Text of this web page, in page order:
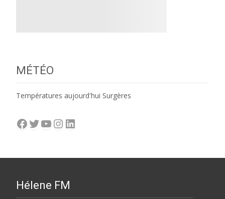
MÉTÉO
Températures aujourd'hui Surgères
Facebook
Twitter
YouTube
Instagram
LinkedIn
Hélene FM